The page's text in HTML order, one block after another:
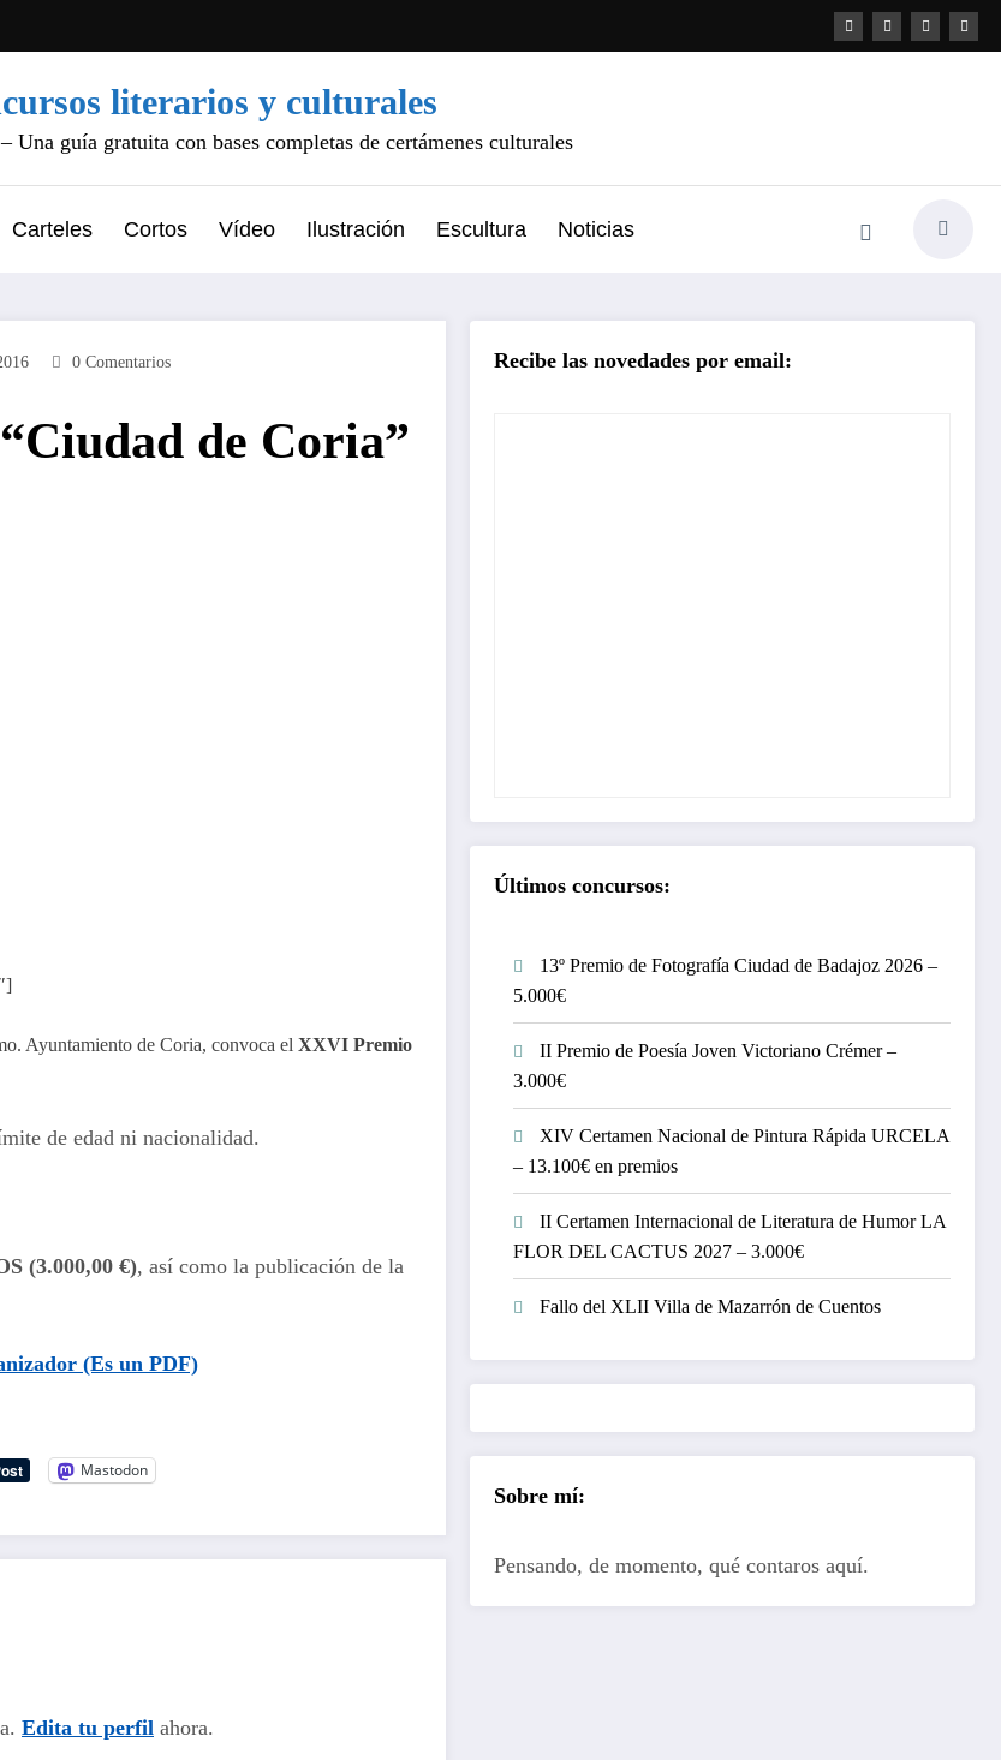
literarios y culturales
Una guía gratuita con bases completas de certámenes culturales
Carteles Cortos Vídeo Ilustración Escultura Noticias
0 Comentarios
de Coria”
Ayuntamiento de Coria, convoca el XXVI Premio
de edad ni nacionalidad.
(3.000,00 €), así como la publicación de la
(Es un PDF)
Mastodon
Edita tu perfil ahora.
Recibe las novedades por email:
Últimos concursos:
13º Premio de Fotografía Ciudad de Badajoz 2026 –
5.000€
II Premio de Poesía Joven Victoriano Crémer –
3.000€
XIV Certamen Nacional de Pintura Rápida URCELA
– 13.100€ en premios
II Certamen Internacional de Literatura de Humor LA
FLOR DEL CACTUS 2027 – 3.000€
Fallo del XLII Villa de Mazarrón de Cuentos
Sobre mí:
Pensando, de momento, qué contaros aquí.